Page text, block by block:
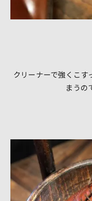
クリーナーで強くこす
まうの